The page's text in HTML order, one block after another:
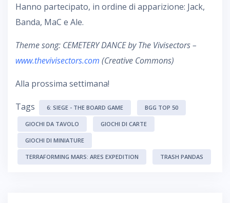
Hanno partecipato, in ordine di apparizione: Jack,
Banda, MaC e Ale.
Theme song: CEMETERY DANCE by The Vivisectors –
www.thevivisectors.com (Creative Commons)
Alla prossima settimana!
Tags 6: SIEGE - THE BOARD GAME BGG TOP 50
GIOCHI DA TAVOLO GIOCHI DI CARTE
GIOCHI DI MINIATURE
TERRAFORMING MARS: ARES EXPEDITION TRASH PANDAS